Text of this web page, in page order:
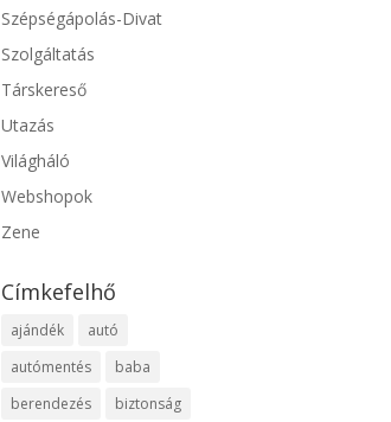
Szépségápolás-Divat
Szolgáltatás
Társkereső
Utazás
Világháló
Webshopok
Zene
Címkefelhő
ajándék
autó
autómentés
baba
berendezés
biztonság